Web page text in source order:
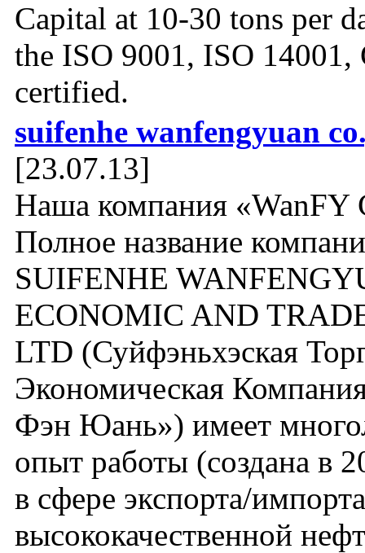
Capital at 10-30 tons per
the ISO 9001, ISO 14001,
certified.
suifenhe wanfengyuan
[23.07.13]
Наша компания «WanFY
Полное название
SUIFENHE
ECONOMIC AND
LTD (Суйфэньхэская
Экономическая
Фэн Юань») имеет
опыт работы (создана в
в сфере экспорта/импорта
высококачественной